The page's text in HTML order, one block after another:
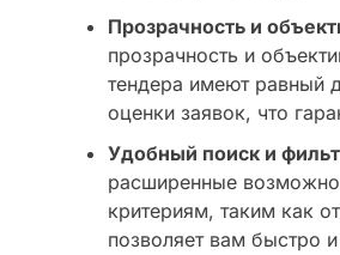
Прозрачность и
прозрачность и
тендера имеют равный
оценки заявок, что
Удобный поиск и
расширенные
критериям, таким как
позволяет вам быстро